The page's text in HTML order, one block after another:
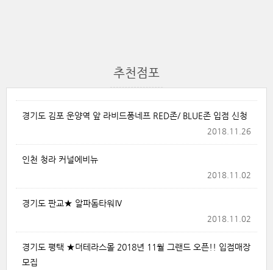
추천점포
경기도 김포 운양역 앞 라비드퐁네프 RED존/ BLUE존 입점 신청
2018.11.26
인천 청라 커널에비뉴
2018.11.02
경기도 판교★ 알파돔타워Ⅳ
2018.11.02
경기도 평택 ★더테라스몰 2018년 11월 그랜드 오픈!! 입점매장
모집